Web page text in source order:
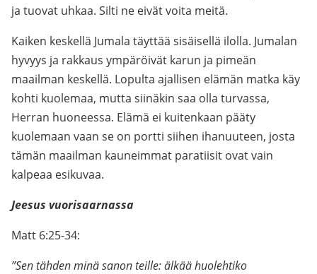
ja tuovat uhkaa. Silti ne eivät voita meitä.
Kaiken keskellä Jumala täyttää sisäisellä ilolla. Jumalan
hyvyys ja rakkaus ympäröivät karun ja pimeän
maailman keskellä. Lopulta ajallisen elämän matka käy
kohti kuolemaa, mutta siinäkin saa olla turvassa,
Herran huoneessa. Elämä ei kuitenkaan pääty
kuolemaan vaan se on portti siihen ihanuuteen, josta
tämän maailman kauneimmat paratiisit ovat vain
kalpeaa esikuvaa.
Jeesus vuorisaarnassa
Matt 6:25-34:
”Sen tähden minä sanon teille: älkää huolehtiko